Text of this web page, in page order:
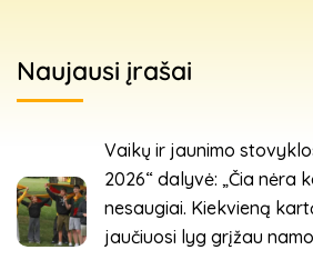
Naujausi įrašai
Vaikų ir jaunimo
2026“ dalyvė: „Čia nėra
nesaugiai. Kiekvieną
jaučiuosi lyg grįžau